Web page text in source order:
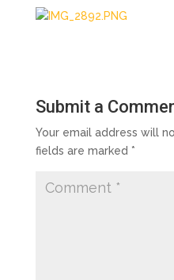
Submit a
Your email address will
fields are marked *